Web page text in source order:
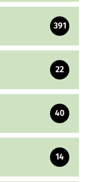
391
22
40
14